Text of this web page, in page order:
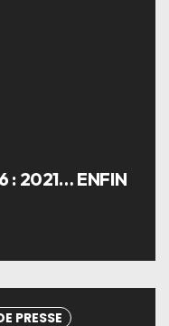
: 2021… ENFIN
PRESSE